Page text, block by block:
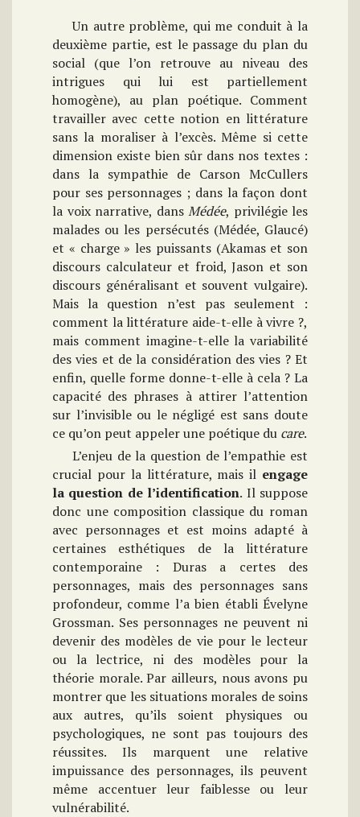
Un autre problème, qui me conduit à la
deuxième partie, est le passage du plan du
social (que l’on retrouve au niveau des
intrigues qui lui est partiellement
homogène), au plan poétique. Comment
travailler avec cette notion en littérature
sans la moraliser à l’excès. Même si cette
dimension existe bien sûr dans nos textes :
dans la sympathie de Carson McCullers
pour ses personnages ; dans la façon dont
la voix narrative, dans Médée, privilégie les
malades ou les persécutés (Médée, Glaucé)
et « charge » les puissants (Akamas et son
discours calculateur et froid, Jason et son
discours généralisant et souvent vulgaire).
Mais la question n’est pas seulement :
comment la littérature aide-t-elle à vivre ?,
mais comment imagine-t-elle la variabilité
des vies et de la considération des vies ? Et
enfin, quelle forme donne-t-elle à cela ? La
capacité des phrases à attirer l’attention
sur l’invisible ou le négligé est sans doute
ce qu’on peut appeler une poétique du care.
L’enjeu de la question de l’empathie est
crucial pour la littérature, mais il engage
la question de l’identification. Il suppose
donc une composition classique du roman
avec personnages et est moins adapté à
certaines esthétiques de la littérature
contemporaine : Duras a certes des
personnages, mais des personnages sans
profondeur, comme l’a bien établi Évelyne
Grossman. Ses personnages ne peuvent ni
devenir des modèles de vie pour le lecteur
ou la lectrice, ni des modèles pour la
théorie morale. Par ailleurs, nous avons pu
montrer que les situations morales de soins
aux autres, qu’ils soient physiques ou
psychologiques, ne sont pas toujours des
réussites. Ils marquent une relative
impuissance des personnages, ils peuvent
même accentuer leur faiblesse ou leur
vulnérabilité.